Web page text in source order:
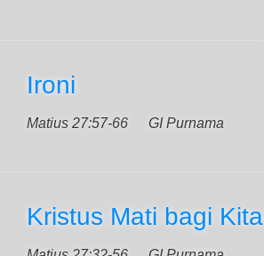
Ironi
Matius 27:57-66 GI Purnama
Kristus Mati bagi Kita